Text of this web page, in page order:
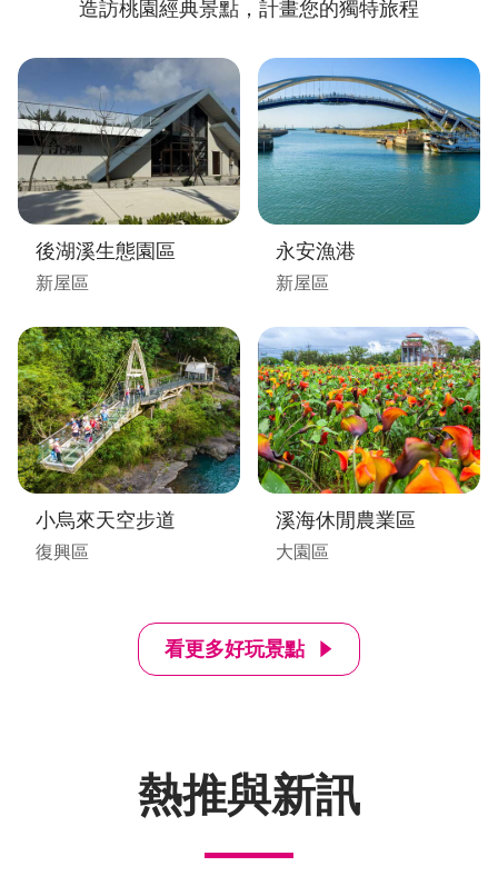
造訪桃園經典景點，計畫您的獨特旅程
後湖溪生態園區
新屋區
永安漁港
新屋區
小烏來天空步道
復興區
溪海休閒農業區
大園區
看更多好玩景點
熱推與新訊